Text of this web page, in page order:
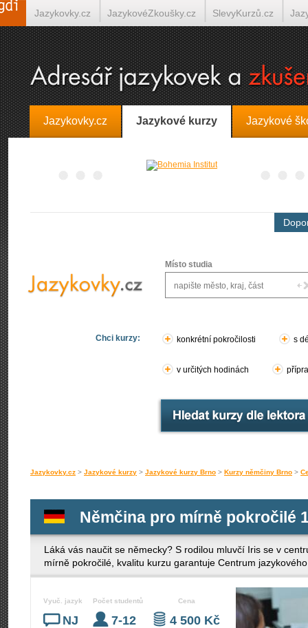
Jazykovky.cz Jazykové kurzy Jazykové
Místo studia
Chci kurzy: konkrétní pokročilosti s
v určitých hodinách
Jazykovky.cz > Jazykové kurzy > Jazykové kurzy Brno > Kurzy němčiny Brno >
Němčina pro mírně pokročilé
Láká vás naučit se německy? S rodilou mluvčí Iris se v
mírně pokročilé, kvalitu kurzu garantuje Centrum
Vyuč. jazyk
NJ
Počet studentů
7-12
Cena
4 500 Kč
Jazykovky.cz JazykovéZkoušky.cz SlevyKurzů.cz
Španělština on-line Italština on-line Tlumočení-